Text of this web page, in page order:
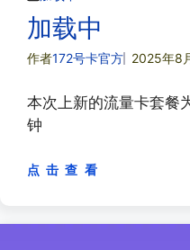
加载中
作者172号卡官方 2025年8
本次上新的流量卡套餐
钟
点 击 查 看